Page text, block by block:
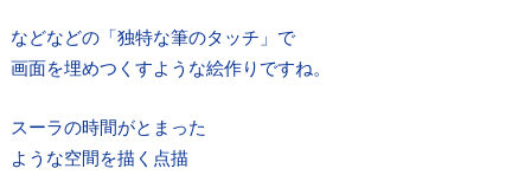
などなどの「独特な筆のタッチ」で
画面を埋めつくすような絵作りですね。
スーラの時間がとまった
ような空間を描く点描